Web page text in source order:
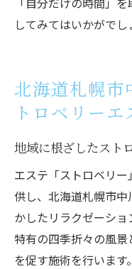
してみてはいかがでし
北海道札幌市
トロベリーエ
地域に根ざしたスト
エステ「ストロベリ
供し、北海道札幌市
かしたリラクゼーシ
特有の四季折々の風
を促す施術を行いま